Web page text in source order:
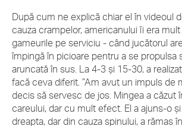
După cum ne explică chiar el în videoul
cauza crampelor, americanului îi era
gameurile pe serviciu - când jucătorul
împingă în picioare pentru a se propulsa
aruncată în sus. La 4-3 și 15-30, a
facă ceva diferit. ”Am avut un impuls de
decis să servesc de jos. Mingea a căzut
careului, dar cu mult efect. El a ajuns-o
dreapta, dar din cauza spinului, a rămas